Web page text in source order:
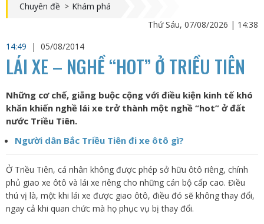
Chuyên đề > Khám phá
Thứ Sáu, 07/08/2026 | 14:38
14:49
| 05/08/2014
LÁI XE – NGHỀ “HOT” Ở TRIỀU TIÊN
Những cơ chế, giằng buộc cộng với điều kiện kinh tế khó
khăn khiến nghề lái xe trở thành một nghề “hot” ở đất
nước Triều Tiên.
Người dân Bắc Triều Tiên đi xe ôtô gì?
Ở Triều Tiên, cá nhân không được phép sở hữu ôtô riêng, chính
phủ giao xe ôtô và lái xe riêng cho những cán bộ cấp cao. Điều
thú vị là, một khi lái xe được giao ôtô, điều đó sẽ không thay đổi,
ngay cả khi quan chức mà họ phục vụ bị thay đổi.